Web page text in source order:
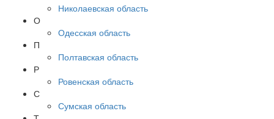
Николаевская область
О
Одесская область
П
Полтавская область
Р
Ровенская область
С
Сумская область